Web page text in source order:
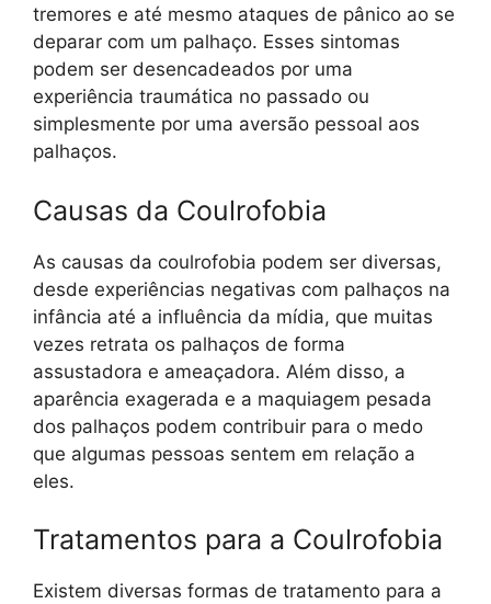
tremores e até mesmo ataques de pânico ao se
deparar com um palhaço. Esses sintomas
podem ser desencadeados por uma
experiência traumática no passado ou
simplesmente por uma aversão pessoal aos
palhaços.
Causas da Coulrofobia
As causas da coulrofobia podem ser diversas,
desde experiências negativas com palhaços na
infância até a influência da mídia, que muitas
vezes retrata os palhaços de forma
assustadora e ameaçadora. Além disso, a
aparência exagerada e a maquiagem pesada
dos palhaços podem contribuir para o medo
que algumas pessoas sentem em relação a
eles.
Tratamentos para a Coulrofobia
Existem diversas formas de tratamento para a